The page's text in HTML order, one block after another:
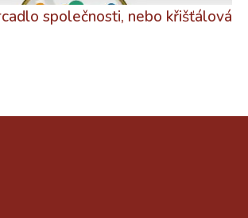
společnosti, nebo křišťálová